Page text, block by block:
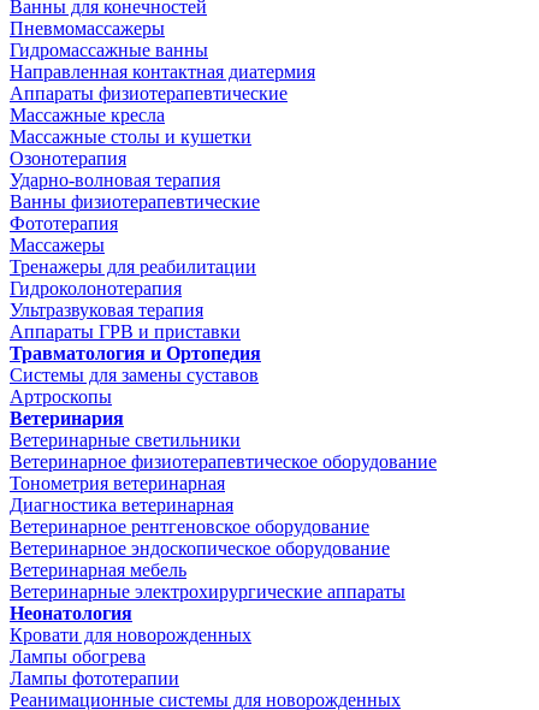
Ванны для конечностей
Пневмомассажеры
Гидромассажные ванны
Направленная контактная диатермия
Аппараты физиотерапевтические
Массажные кресла
Массажные столы и кушетки
Озонотерапия
Ударно-волновая терапия
Ванны физиотерапевтические
Фототерапия
Массажеры
Тренажеры для реабилитации
Гидроколонотерапия
Ультразвуковая терапия
Аппараты ГРВ и приставки
Травматология и Ортопедия
Системы для замены суставов
Артроскопы
Ветеринария
Ветеринарные светильники
Ветеринарное физиотерапевтическое оборудование
Тонометрия ветеринарная
Диагностика ветеринарная
Ветеринарное рентгеновское оборудование
Ветеринарное эндоскопическое оборудование
Ветеринарная мебель
Ветеринарные электрохирургические аппараты
Неонатология
Кровати для новорожденных
Лампы обогрева
Лампы фототерапии
Реанимационные системы для новорожденных